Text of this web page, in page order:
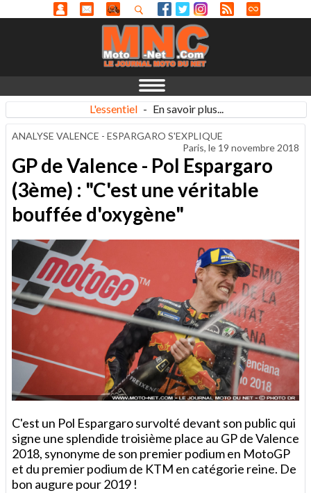
L'essentiel - En savoir plus...
ANALYSE VALENCE - ESPARGARO S'EXPLIQUE
Paris, le 19 novembre 2018
GP de Valence - Pol Espargaro
(3ème) : "C'est une véritable
bouffée d'oxygène"
C'est un Pol Espargaro survolté devant son public qui
signe une splendide troisième place au GP de Valence
2018, synonyme de son premier podium en MotoGP
et du premier podium de KTM en catégorie reine. De
bon augure pour 2019 !